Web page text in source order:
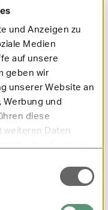
und Anzeigen zu
Medien
auf unsere
geben wir
unserer Website an
Werbung und
diese
weiteren Daten